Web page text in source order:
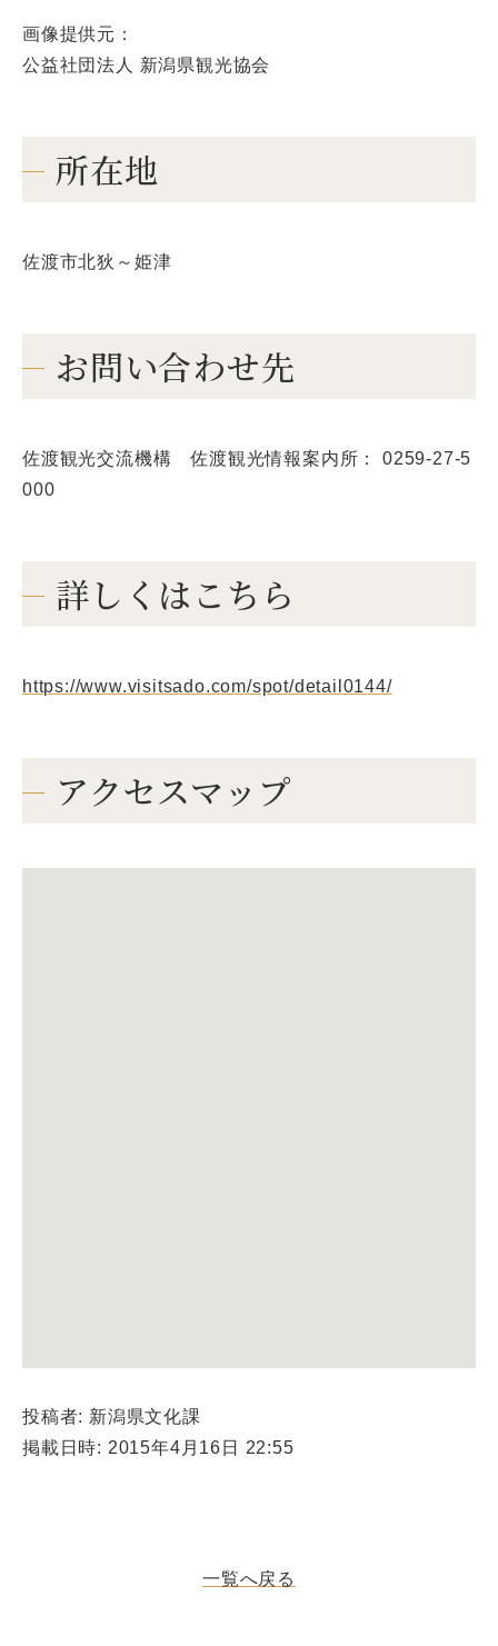
画像提供元：
公益社団法人 新潟県観光協会
所在地
佐渡市北狄～姫津
お問い合わせ先
佐渡観光交流機構 佐渡観光情報案内所： 0259-27-5
000
詳しくはこちら
https://www.visitsado.com/spot/detail0144/
アクセスマップ
投稿者: 新潟県文化課
掲載日時: 2015年4月16日 22:55
一覧へ戻る